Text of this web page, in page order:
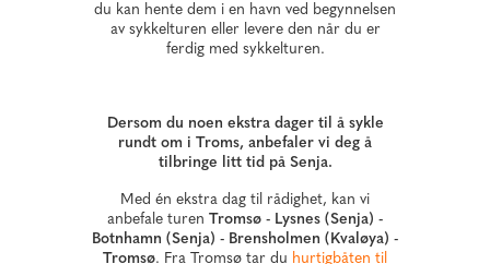
du kan hente dem i en havn ved begynnelsen
av sykkelturen eller levere den når du er
ferdig med sykkelturen.
Dersom du noen ekstra dager til å sykle
rundt om i Troms, anbefaler vi deg å
tilbringe litt tid på Senja.
Med én ekstra dag til rådighet, kan vi
anbefale turen Tromsø - Lysnes (Senja) -
Botnhamn (Senja) - Brensholmen (Kvaløya) -
Tromsø. Fra Tromsø tar du hurtigbåten til